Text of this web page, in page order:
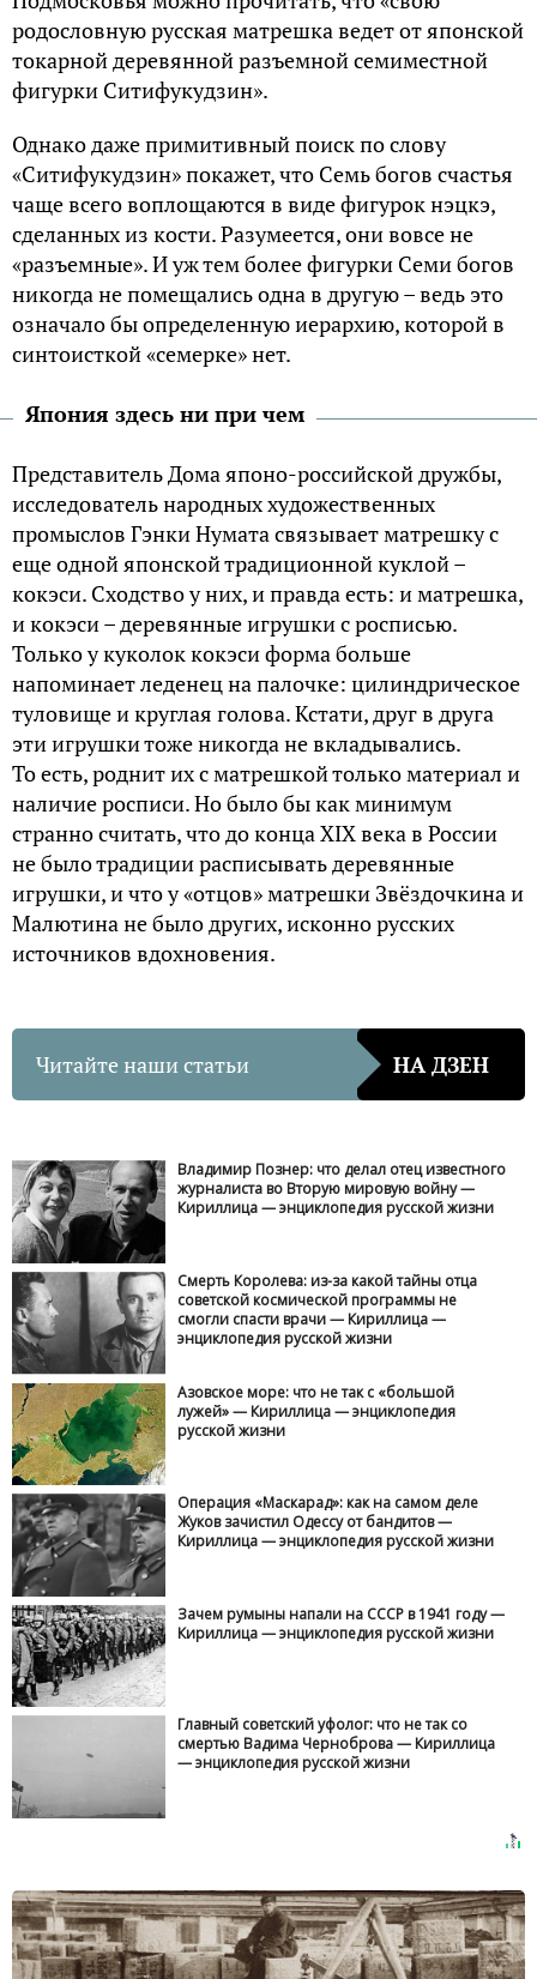
родословную русская матрешка ведет от японской
токарной деревянной разъемной семиместной
фигурки Ситифукудзин».
Однако даже примитивный поиск по слову
«Ситифукудзин» покажет, что Семь богов счастья
чаще всего воплощаются в виде фигурок нэцкэ,
сделанных из кости. Разумеется, они вовсе не
«разъемные». И уж тем более фигурки Семи богов
никогда не помещались одна в другую – ведь это
означало бы определенную иерархию, которой в
синтоисткой «семерке» нет.
Япония здесь ни при чем
Представитель Дома японо-российской дружбы,
исследователь народных художественных
промыслов Гэнки Нумата связывает матрешку с
еще одной японской традиционной куклой –
кокэси. Сходство у них, и правда есть: и матрешка,
и кокэси – деревянные игрушки с росписью.
Только у куколок кокэси форма больше
напоминает леденец на палочке: цилиндрическое
туловище и круглая голова. Кстати, друг в друга
эти игрушки тоже никогда не вкладывались.
То есть, роднит их с матрешкой только материал и
наличие росписи. Но было бы как минимум
странно считать, что до конца XIX века в России
не было традиции расписывать деревянные
игрушки, и что у «отцов» матрешки Звёздочкина и
Малютина не было других, исконно русских
источников вдохновения.
Читайте наши статьи НА ДЗЕН
Владимир Познер: что делал отец известного
журналиста во Вторую мировую войну —
Кириллица — энциклопедия русской жизни
Смерть Королева: из-за какой тайны отца
советской космической программы не
смогли спасти врачи — Кириллица —
энциклопедия русской жизни
Азовское море: что не так с «большой
лужей» — Кириллица — энциклопедия
русской жизни
Операция «Маскарад»: как на самом деле
Жуков зачистил Одессу от бандитов —
Кириллица — энциклопедия русской жизни
Зачем румыны напали на СССР в 1941 году —
Кириллица — энциклопедия русской жизни
Главный советский уфолог: что не так со
смертью Вадима Черноброва — Кириллица
— энциклопедия русской жизни